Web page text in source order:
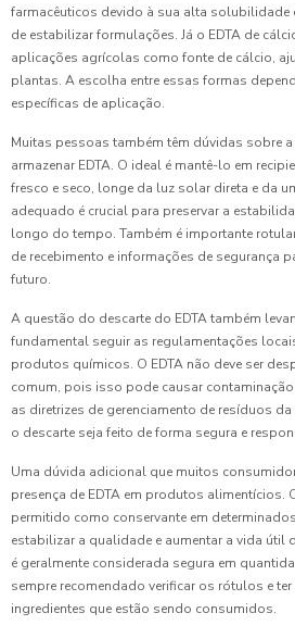
farmacêuticos devido à sua alta solubilidade
de estabilizar formulações. Já o EDTA de
aplicações agrícolas como fonte de cálcio,
plantas. A escolha entre essas formas
específicas de aplicação.
Muitas pessoas também têm dúvidas sobre a
armazenar EDTA. O ideal é mantê-lo em
fresco e seco, longe da luz solar direta e da
adequado é crucial para preservar a
longo do tempo. Também é importante
de recebimento e informações de segurança
futuro.
A questão do descarte do EDTA também
fundamental seguir as regulamentações
produtos químicos. O EDTA não deve ser
comum, pois isso pode causar
as diretrizes de gerenciamento de resíduos
o descarte seja feito de forma segura e
Uma dúvida adicional que muitos
presença de EDTA em produtos alimentícios.
permitido como conservante em
estabilizar a qualidade e aumentar a vida útil
é geralmente considerada segura em
sempre recomendado verificar os rótulos e
ingredientes que estão sendo consumidos.